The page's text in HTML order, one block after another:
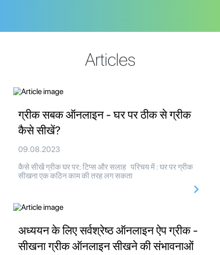
Articles
ग्रीक सबक ऑनलाइन - घर पर ठीक से ग्रीक
कैसे सीखें?
09.08.2023
कैसे सीखें ग्रीक घर पर: टिप्स और सलाह परिचय में : घर पर ग्रीक
सीखना एक कठिन काम की तरह लग सकता
अध्ययन के लिए सर्वश्रेष्ठ ऑनलाइन ऐप ग्रीक -
सीखना ग्रीक ऑनलाइन सीखने की संभावनाओं